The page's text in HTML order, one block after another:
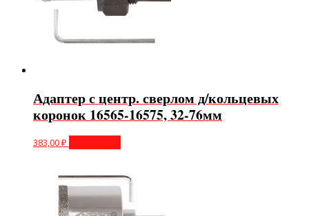
Адаптер с центр. сверлом д/кольцевых
коронок 16565-16575, 32-76мм
383,00₽